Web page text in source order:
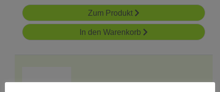
Zum Produkt
In den Warenkorb